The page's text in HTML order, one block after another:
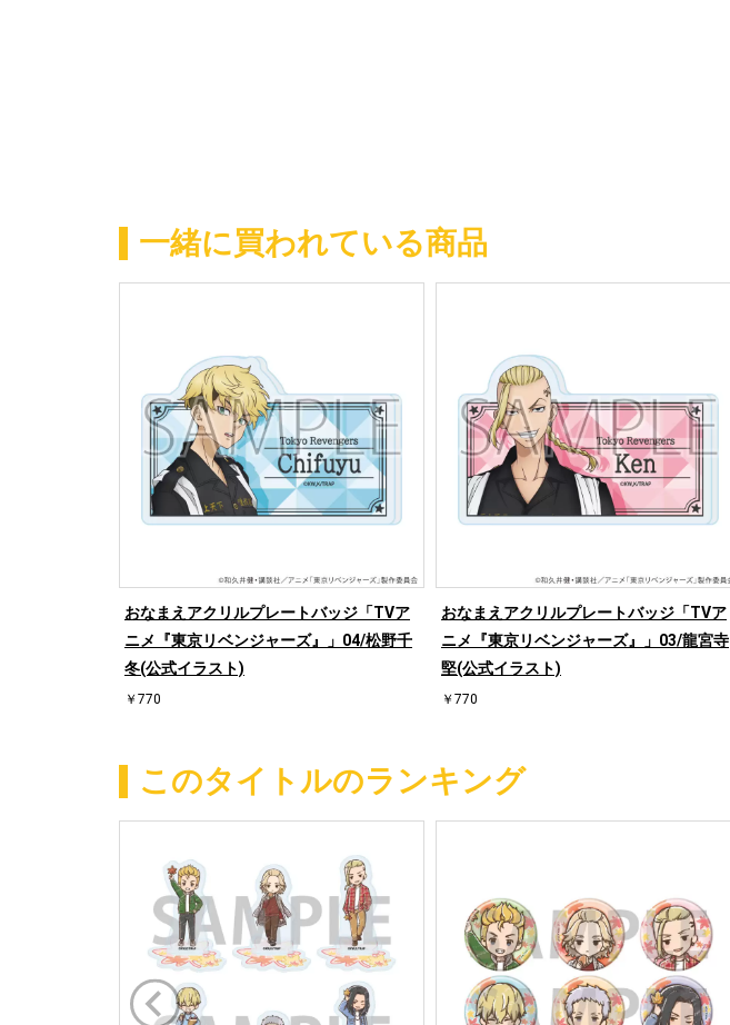
一緒に買われている商品
おなまえアクリルプレートバッジ「TVア
ニメ『東京リベンジャーズ』」04/松野千
冬(公式イラスト)
￥770
おなまえアクリルプレートバッジ「TVア
ニメ『東京リベンジャーズ』」03/龍宮寺
堅(公式イラスト)
￥770
このタイトルのランキング